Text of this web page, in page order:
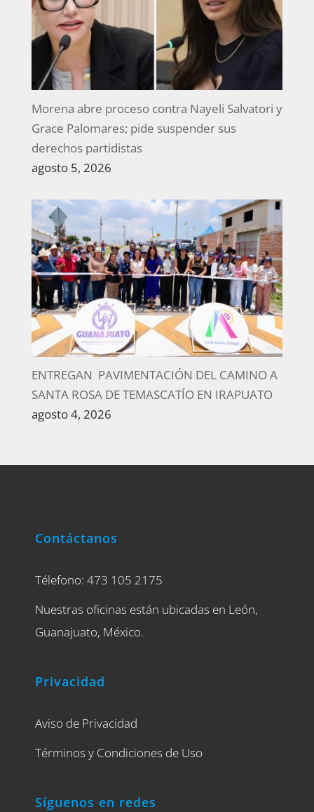
Morena abre proceso contra Nayeli Salvatori y
Grace Palomares; pide suspender sus
derechos partidistas
agosto 5, 2026
ENTREGAN PAVIMENTACIÓN DEL CAMINO A
SANTA ROSA DE TEMASCATÍO EN IRAPUATO
agosto 4, 2026
Contáctanos
Télefono: 473 105 2175
Nuestras oficinas están ubicadas en León,
Guanajuato, México.
Privacidad
Aviso de Privacidad
Términos y Condiciones de Uso
Síguenos en redes